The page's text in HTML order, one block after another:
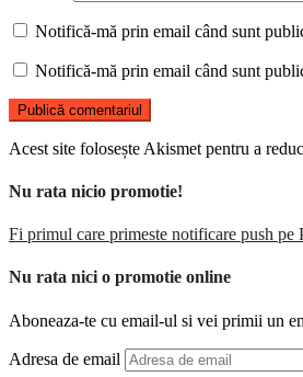
Notifică-mă prin email când sunt
Notifică-mă prin email când sunt
Acest site folosește Akismet pentru a
Nu rata nicio promotie!
Fi primul care primeste notificare push
Nu rata nici o promotie online
Aboneaza-te cu email-ul si vei primii un
Adresa de email